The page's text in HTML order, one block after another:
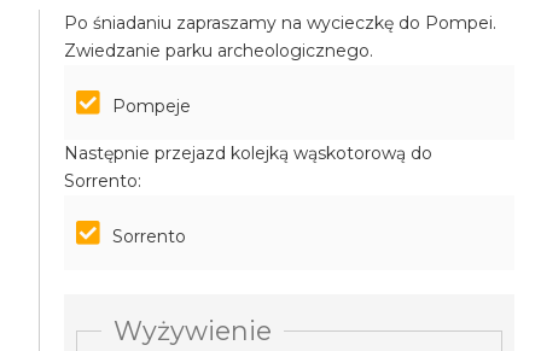
Po śniadaniu zapraszamy na wycieczkę do Pompei.
Zwiedzanie parku archeologicznego.
Pompeje
Następnie przejazd kolejką wąskotorową do
Sorrento:
Sorrento
Wyżywienie